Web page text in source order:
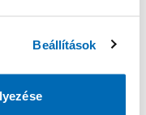
Beállítások